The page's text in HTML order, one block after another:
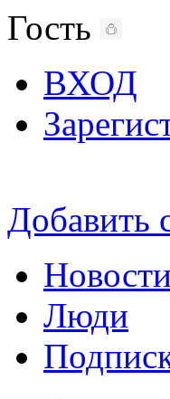
Гость
ВХОД
Добавить
Новости
Люди